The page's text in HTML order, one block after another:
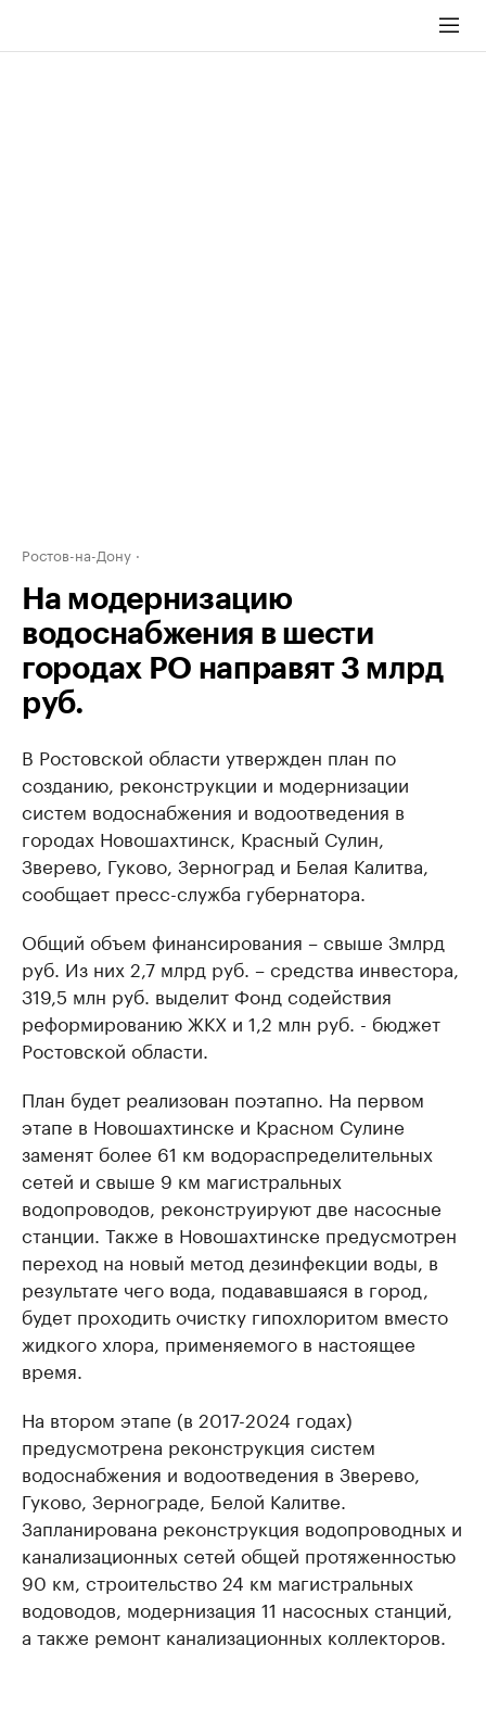
Ростов-на-Дону
На модернизацию
водоснабжения в шести
городах РО направят 3 млрд
руб.
В Ростовской области утвержден план по
созданию, реконструкции и модернизации
систем водоснабжения и водоотведения в
городах Новошахтинск, Красный Сулин,
Зверево, Гуково, Зерноград и Белая Калитва,
сообщает пресс-служба губернатора.
Общий объем финансирования – свыше 3млрд
руб. Из них 2,7 млрд руб. – средства инвестора,
319,5 млн руб. выделит Фонд содействия
реформированию ЖКХ и 1,2 млн руб. - бюджет
Ростовской области.
План будет реализован поэтапно. На первом
этапе в Новошахтинске и Красном Сулине
заменят более 61 км водораспределительных
сетей и свыше 9 км магистральных
водопроводов, реконструируют две насосные
станции. Также в Новошахтинске предусмотрен
переход на новый метод дезинфекции воды, в
результате чего вода, подававшаяся в город,
будет проходить очистку гипохлоритом вместо
жидкого хлора, применяемого в настоящее
время.
На втором этапе (в 2017-2024 годах)
предусмотрена реконструкция систем
водоснабжения и водоотведения в Зверево,
Гуково, Зернограде, Белой Калитве.
Запланирована реконструкция водопроводных и
канализационных сетей общей протяженностью
90 км, строительство 24 км магистральных
водоводов, модернизация 11 насосных станций,
а также ремонт канализационных коллекторов.